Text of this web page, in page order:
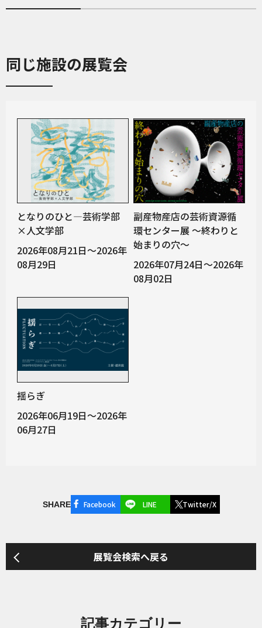
同じ施設の展覧会
となりのひと—芸術学部
×人文学部
2026年08月21日～2026年
08月29日
副産物産店の芸術資源循
環センター展 〜終わりと
始まりの穴〜
2026年07月24日～2026年
08月02日
揺らぎ
2026年06月19日～2026年
06月27日
SHARE Facebook LINE Twitter/X
展覧会検索へ戻る
記事カテゴリー